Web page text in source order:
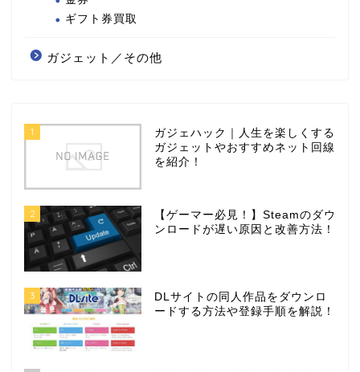
ギフト券買取
ガジェット／その他
1
ガジェハック｜人生を楽しくする
ガジェットやおすすめネット回線
を紹介！
2
【ゲーマー必見！】Steamのダウ
ンロードが遅い原因と改善方法！
3
DLサイトの同人作品をダウンロ
ードする方法や登録手順を解説！